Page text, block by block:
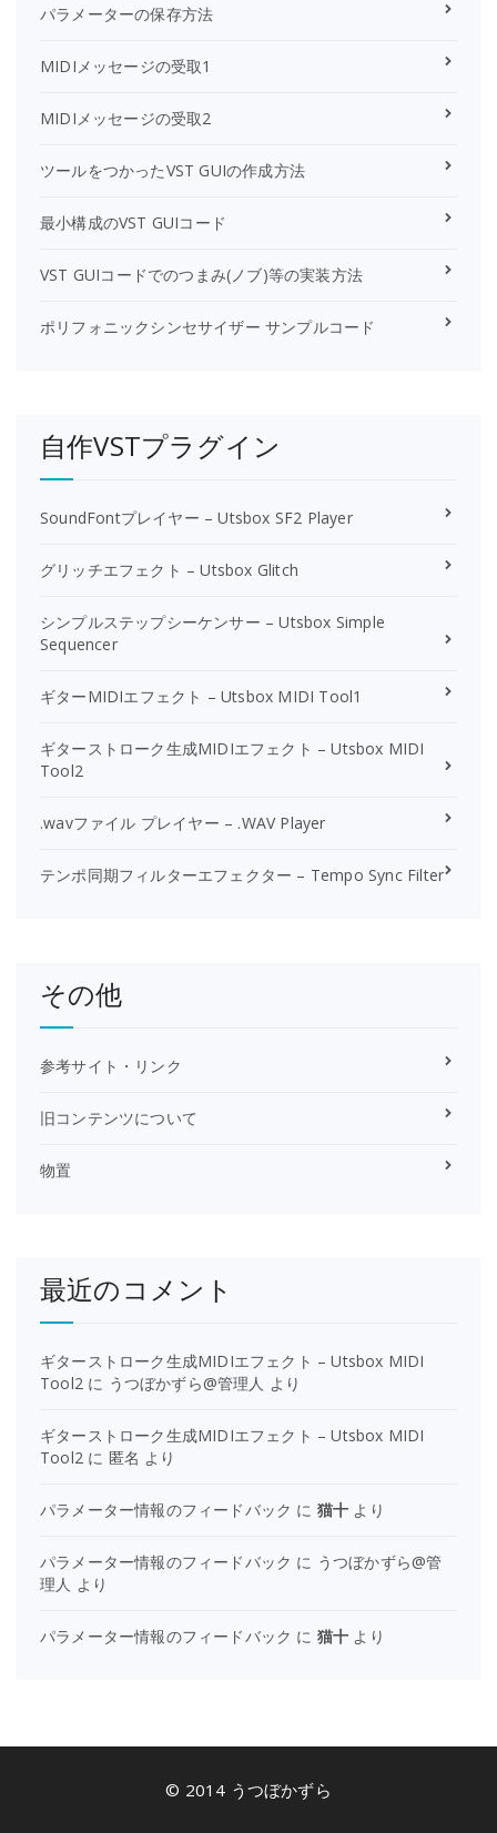
パラメーターの保存方法
MIDIメッセージの受取1
MIDIメッセージの受取2
ツールをつかったVST GUIの作成方法
最小構成のVST GUIコード
VST GUIコードでのつまみ(ノブ)等の実装方法
ポリフォニックシンセサイザー サンプルコード
自作VSTプラグイン
SoundFontプレイヤー – Utsbox SF2 Player
グリッチエフェクト – Utsbox Glitch
シンプルステップシーケンサー – Utsbox Simple
Sequencer
ギターMIDIエフェクト – Utsbox MIDI Tool1
ギターストローク生成MIDIエフェクト – Utsbox MIDI
Tool2
.wavファイル プレイヤー – .WAV Player
テンポ同期フィルターエフェクター – Tempo Sync Filter
その他
参考サイト・リンク
旧コンテンツについて
物置
最近のコメント
ギターストローク生成MIDIエフェクト – Utsbox MIDI
Tool2 に うつぼかずら@管理人 より
ギターストローク生成MIDIエフェクト – Utsbox MIDI
Tool2 に 匿名 より
パラメーター情報のフィードバック に 猫十 より
パラメーター情報のフィードバック に うつぼかずら@管
理人 より
パラメーター情報のフィードバック に 猫十 より
© 2014 うつぼかずら